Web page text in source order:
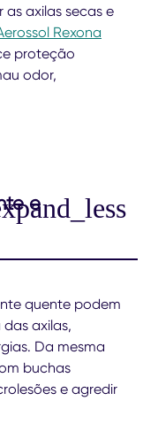
axilas secas e
Rexona
proteção
odor,
e
quente podem
axilas,
Da mesma
buchas
e agredir